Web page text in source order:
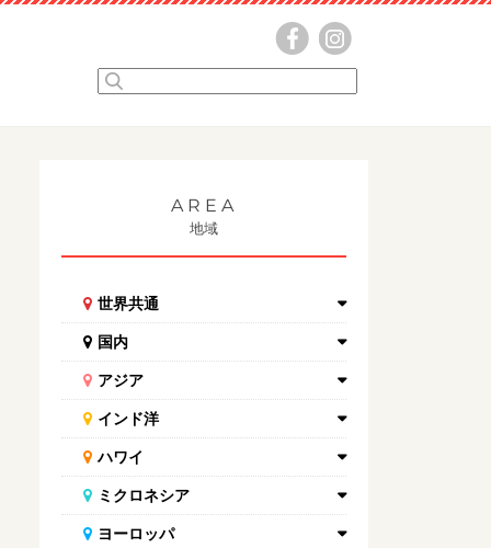
AREA
地域
世界共通
国内
アジア
インド洋
ハワイ
ミクロネシア
ヨーロッパ